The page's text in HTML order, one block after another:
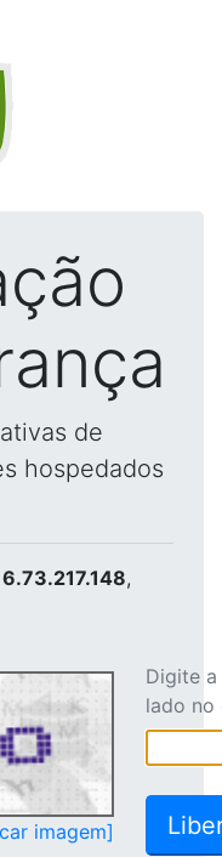
de
hospedados
,
imagem]
Digite
lado no